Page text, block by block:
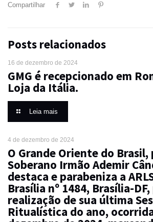
Compartilhar
Posts relacionados
16 de dezembro de 2024
GMG é recepcionado em
Loja da Itália.
Leia mais
4 de dezembro de 2024
O Grande Oriente do Brasil,
Soberano Irmão Ademir
destaca e parabeniza a
Brasília nº 1484, Brasília-
realização de sua última
Ritualística do ano,